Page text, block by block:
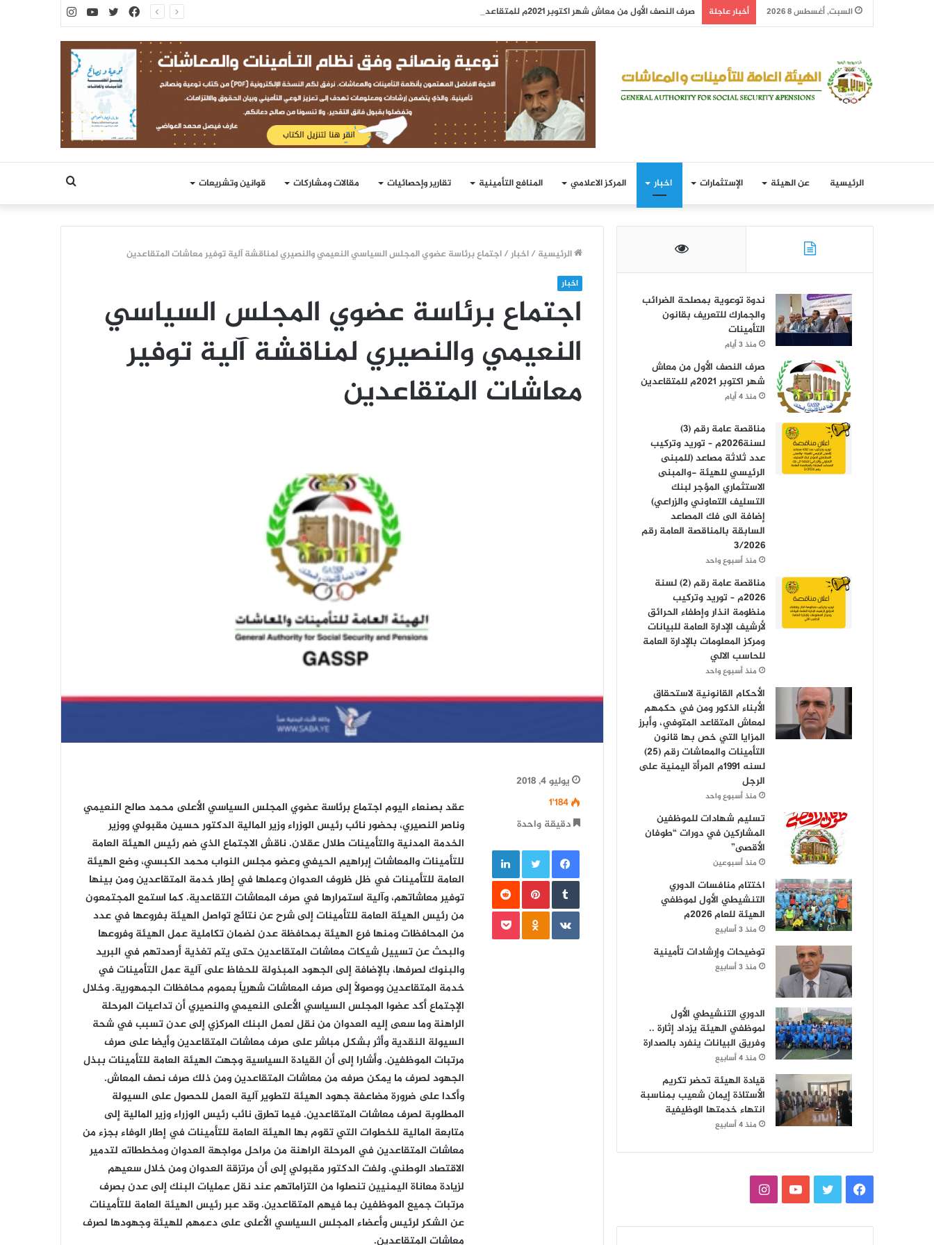
السبت, أغسطس 8 2026 أخبار عاجلة صرف النصف الأول من معاش شهر اكتوبر 2021م للمتقاعدين يوتيوب تويتر
فيسبوك
الرئيسية عن الهيئة الإستثمارات اخبار المركز الاعلامي المنافع التأمينية تقارير وإحصائيات مقالات ومشاركات قوانين وتشريعات
عن
الرئيسية /اخبار/اجتماع برئاسة عضوي المجلس السياسي النعيمي والنصيري لمناقشة آلية توفير معاشات المتقاعدين
اخبار
اجتماع برئاسة عضوي المجلس السياسي
النعيمي والنصيري لمناقشة آلية توفير
معاشات المتقاعدين
عقد بصنعاء اليوم اجتماع برئاسة عضوي المجلس السياسي الأعلى محمد صالح النعيمي
وناصر النصيري، بحضور نائب رئيس الوزراء وزير المالية الدكتور حسين مقبولي ووزير
الخدمة المدنية والتأمينات طلال عقلان. ناقش الاجتماع الذي ضم رئيس الهيئة العامة
للتأمينات والمعاشات إبراهيم الحيفي وعضو مجلس النواب محمد الكبسي، وضع الهيئة
العامة للتأمينات في ظل ظروف العدوان وعملها في إطار خدمة المتقاعدين ومن بينها
توفير معاشاتهم، وآلية استمرارها في صرف المعاشات التقاعدية. كما استمع المجتمعون
من رئيس الهيئة العامة للتأمينات إلى شرح عن نتائج تواصل الهيئة بفروعها في عدد
من المحافظات ومنها فرع الهيئة بمحافظة عدن لضمان تكاملية عمل الهيئة وفروعها
والبحث عن تسييل شيكات معاشات المتقاعدين حتى يتم تغذية أرصدتهم في البريد
والبنوك لصرفها، بالإضافة إلى الجهود المبذولة للحفاظ على آلية عمل التأمينات في
خدمة المتقاعدين ووصولاً إلى صرف المعاشات شهرياً بعموم محافظات الجمهورية. وخلال
الإجتماع أكد عضوا المجلس السياسي الأعلى النعيمي والنصيري أن تداعيات المرحلة
الراهنة وما سعى إليه العدوان من نقل لعمل البنك المركزي إلى عدن تسبب في شحة
السيولة النقدية وأثر بشكل مباشر على صرف معاشات المتقاعدين وأيضا على صرف
مرتبات الموظفين. وأشارا إلى أن القيادة السياسية وجهت الهيئة العامة للتأمينات ببذل
الجهود لصرف ما يمكن صرفه من معاشات المتقاعدين ومن ذلك صرف نصف المعاش.
وأكدا على ضرورة مضاعفة جهود الهيئة لتطوير آلية العمل للحصول على السيولة
المطلوبة لصرف معاشات المتقاعدين. فيما تطرق نائب رئيس الوزراء وزير المالية إلى
متابعة المالية للخطوات التي تقوم بها الهيئة العامة للتأمينات في إطار الوفاء بجزء من
معاشات المتقاعدين في المرحلة الراهنة من مراحل مواجهة العدوان ومخططاته لتدمير
الاقتصاد الوطني. ولفت الدكتور مقبولي إلى أن مرتزقة العدوان ومن خلال سعيهم
لزيادة معاناة اليمنيين تنصلوا من التزاماتهم عند نقل عمليات البنك إلى عدن بصرف
مرتبات جميع الموظفين بما فيهم المتقاعدين. وقد عبر رئيس الهيئة العامة للتأمينات
عن الشكر لرئيس وأعضاء المجلس السياسي الأعلى على دعمهم للهيئة وجهودها لصرف
معاشات المتقاعدين.
يوليو 4, 2018
1٬184
دقيقة واحدة
فيسبوك تويتر
‏Tumblr
بينتيريست
‏VKontakte
Odnoklassniki
اختتام منافسات الدوري التنشيطي الأول
لموظفي الهيئة للعام 2026م
الدوري التنشيطي الأول لموظفي الهيئة
يزداد إثارة .. وفريق البيانات ينفرد بالصدارة
قيادة الهيئة تحضر تكريم الأستاذة إيمان
شعيب بمناسبة انتهاء خدمتها الوظيفية
افتتاح منافسات الدوري الرياضي
ندوة توعوية بمصلحة الضرائب
والجمارك للتعريف بقانون
التأمينات
منذ 3 أيام
صرف النصف الأول من معاش
شهر اكتوبر 2021م للمتقاعدين
منذ 4 أيام
مناقصة عامة رقم (3)
لسنة2026م – توريد وتركيب
عدد ثلاثة مصاعد (للمبنى
الرئيسي للهيئة -والمبنى
الاستثماري المؤجر لبنك
التسليف التعاوني والزراعي)
إضافة الى فك المصاعد
السابقة بالمناقصة العامة رقم
3/2026
منذ أسبوع واحد
مناقصة عامة رقم (2) لسنة
2026م – توريد وتركيب
منظومة انذار وإطفاء الحرائق
لأرشيف الإدارة العامة للبيانات
ومركز المعلومات بالإدارة العامة
للحاسب الالي
منذ أسبوع واحد
الأحكام القانونية لاستحقاق
الأبناء الذكور ومن في حكمهم
لمعاش المتقاعد المتوفي، وأبرز
المزايا التي خص بها قانون
التأمينات والمعاشات رقم (25)
لسنه 1991م المرأة اليمنية على
الرجل
منذ أسبوع واحد
تسليم شهادات للموظفين
المشاركين في دورات “طوفان
الأقصى”
منذ أسبوعين
اختتام منافسات الدوري
التنشيطي الأول لموظفي
الهيئة للعام 2026م
منذ 3 أسابيع
توضيحات وإرشادات تأمينية
منذ 3 أسابيع
الدوري التنشيطي الأول
لموظفي الهيئة يزداد إثارة ..
وفريق البيانات ينفرد بالصدارة
منذ 4 أسابيع
قيادة الهيئة تحضر تكريم
الأستاذة إيمان شعيب بمناسبة
انتهاء خدمتها الوظيفية
منذ 4 أسابيع